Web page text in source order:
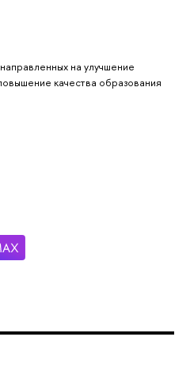
на улучшение
качества образования